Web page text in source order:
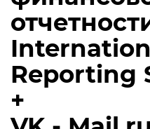
Reporting
+